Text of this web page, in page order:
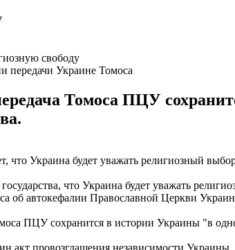
передачи Украине Томоса
Томоса ПЦУ
что Украина будет уважать религиозный
что Украина будет уважать
об автокефалии Православной Церкви
ПЦУ сохранится в истории Украины "в
акт провозглашения независимости